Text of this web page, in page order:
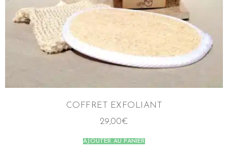
COFFRET EXFOLIANT
29,00€
AJOUTER AU PANIER